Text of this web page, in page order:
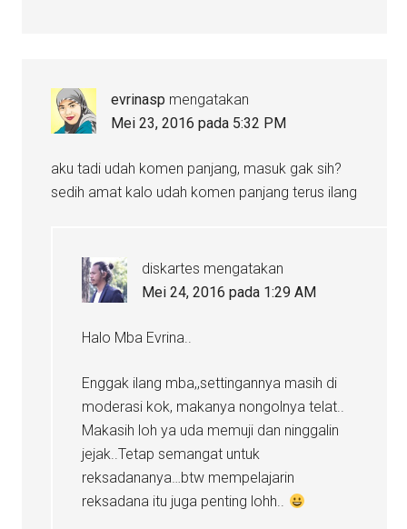
evrinasp mengatakan
Mei 23, 2016 pada 5:32 PM
aku tadi udah komen panjang, masuk gak sih?
sedih amat kalo udah komen panjang terus ilang
diskartes mengatakan
Mei 24, 2016 pada 1:29 AM
Halo Mba Evrina..
Enggak ilang mba,,settingannya masih di
moderasi kok, makanya nongolnya telat..
Makasih loh ya uda memuji dan ninggalin
jejak..Tetap semangat untuk
reksadananya…btw mempelajarin
reksadana itu juga penting lohh..